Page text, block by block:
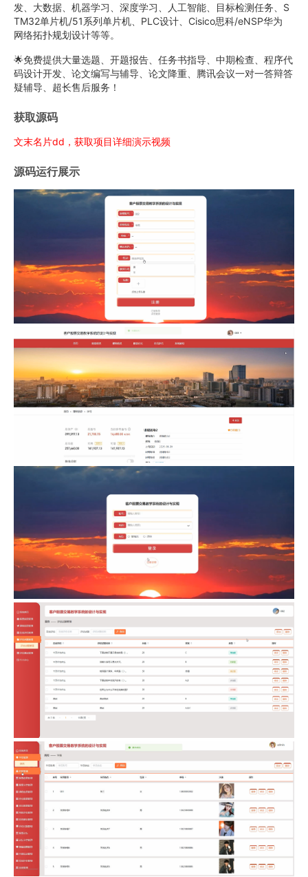
发、大数据、机器学习、深度学习、人工智能、目标检测任务、S
TM32单片机/51系列单片机、PLC设计、Cisico思科/eNSP华为
网络拓扑规划设计等等。
🌟免费提供大量选题、开题报告、任务书指导、中期检查、程序代
码设计开发、论文编写与辅导、论文降重、腾讯会议一对一答辩答
疑辅导、超长售后服务！
获取源码
文末名片dd，获取项目详细演示视频
源码运行展示